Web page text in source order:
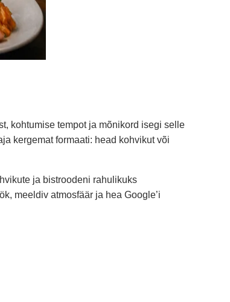
kohtumise tempot ja mõnikord isegi selle
kergemat formaati: head kohvikut või
ja bistroodeni rahulikuks
meeldiv atmosfäär ja hea Google’i